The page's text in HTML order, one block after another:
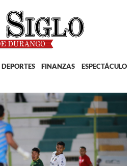
DEPORTES FINANZAS ESPECTÁCULOS